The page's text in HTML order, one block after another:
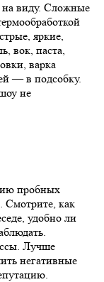
на виду. Сложные
яркие,
вок, паста,
варка
— в подсобку.
не
пробных
Смотрите, как
удобно ли
Лучше
негативные